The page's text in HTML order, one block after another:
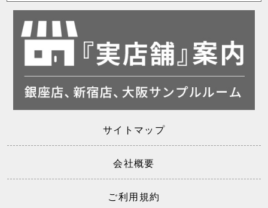
サイトマップ
会社概要
ご利用規約